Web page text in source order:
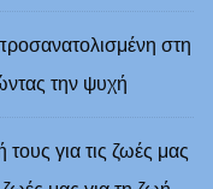
στη
την ψυχή
για τις ζωές μας